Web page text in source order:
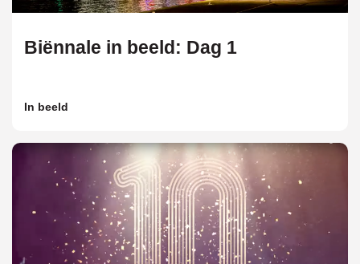
Biënnale in beeld: Dag 1
In beeld